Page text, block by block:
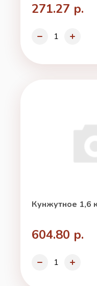
271.27 р.
Кунжутное 1,6
604.80 р.